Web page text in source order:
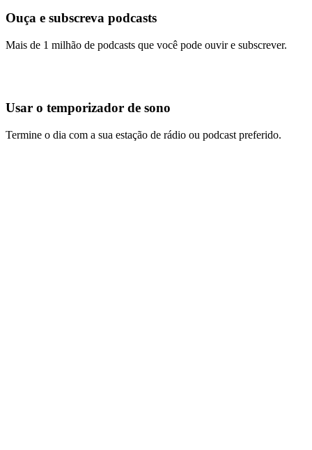
Ouça e subscreva podcasts
Mais de 1 milhão de podcasts que você pode ouvir e subscrever.
Usar o temporizador de sono
Termine o dia com a sua estação de rádio ou podcast preferido.